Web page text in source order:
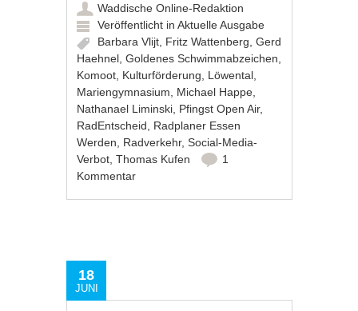
Waddische Online-Redaktion
Veröffentlicht inAktuelle Ausgabe
Barbara Vlijt Fritz Wattenberg ,Gerd
Haehnel ,Goldenes Schwimmabzeichen
Komoot Kulturförderung Löwental
Mariengymnasium
Michael Happe
Nathanael Liminski Pfingst Open Air,
RadEntscheid
Radplaner Essen
Werden
Radverkehr,Social-Media-
Verbot ,Thomas Kufen
1
Kommentar
18
JUNI